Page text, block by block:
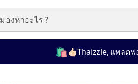
👍🏻Thaizzle, แพลตฟอ